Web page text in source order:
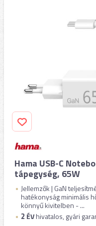
Hama USB-C
tápegység, 65W
Jellemzők | GaN
hatékonyság minimális
könnyű kivitelben - ...
2 ÉVhivatalos, gyári